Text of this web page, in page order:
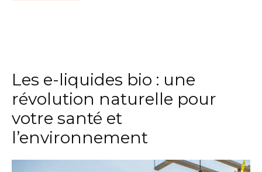
Les e-liquides bio : une
révolution naturelle pour
votre santé et
l’environnement